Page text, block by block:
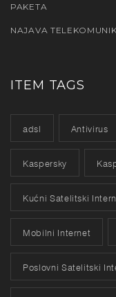
PAKETA
NAJAVA
ITEM TAGS
adsl Antivirus
Kaspersky
Kućni Satelitski
Mobilni Internet
Poslovni Satelitski